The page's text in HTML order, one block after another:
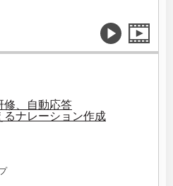
修、自動応答
るナレーション作成